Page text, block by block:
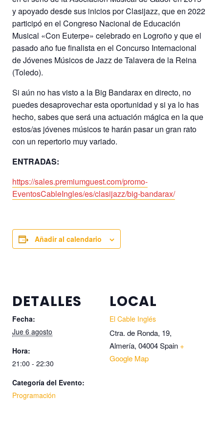
y apoyado desde sus inicios por Clasijazz, que en 2022
participó en el Congreso Nacional de Educación
Musical «Con Euterpe» celebrado en Logroño y que el
pasado año fue finalista en el Concurso Internacional
de Jóvenes Músicos de Jazz de Talavera de la Reina
(Toledo).
Si aún no has visto a la Big Bandarax en directo, no
puedes desaprovechar esta oportunidad y si ya lo has
hecho, sabes que será una actuación mágica en la que
estos/as jóvenes músicos te harán pasar un gran rato
con un repertorio muy variado.
ENTRADAS:
https://sales.premiumguest.com/promo-
EventosCableIngles/es/clasijazz/big-bandarax/
Añadir al calendario
DETALLES
Fecha:
Jue 6 agosto
Hora:
21:00 - 22:30
Categoría del Evento:
Programación
LOCAL
El Cable Inglés
Ctra. de Ronda, 19,
Almería, 04004Spain +
Google Map